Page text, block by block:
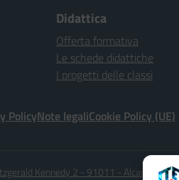
Didattica
Offerta formativa
Le schede didattiche
I progetti delle classi
PolicyNote legaliCookie Policy (UE)
Kennedy 2 - 91011 - Alcamo (TP)